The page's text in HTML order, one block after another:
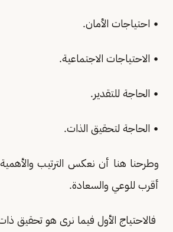
• احتياجات الأمان.
• الاحتياجات الاجتماعية.
• الحاجة للتقدير.
• الحاجة لتحقيق الذات.
وطرحنا هنا أن نعكس الترتيب
أقرب للوعي والسعادة.
فالاحتياج الأول فيما نرى هو تحقيق ذات